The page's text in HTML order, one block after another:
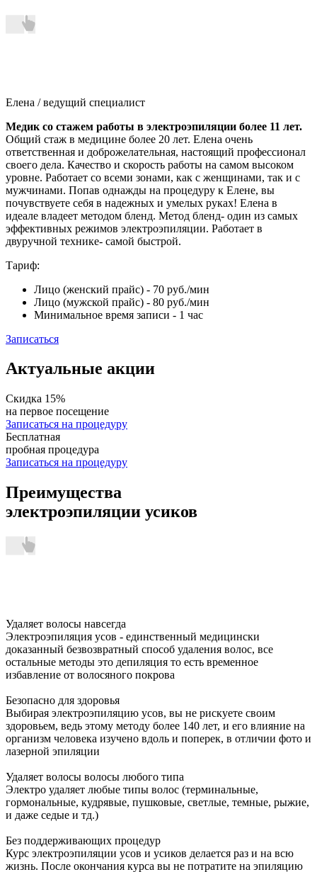
Елена / ведущий специалист
Медик со стажем работы в электроэпиляции более 11 лет.
Общий стаж в медицине более 20 лет. Елена очень
ответственная и доброжелательная, настоящий профессионал
своего дела. Качество и скорость работы на самом высоком
уровне. Работает со всеми зонами, как с женщинами, так и с
мужчинами. Попав однажды на процедуру к Елене, вы
почувствуете себя в надежных и умелых руках! Елена в
идеале владеет методом бленд. Метод бленд- один из самых
эффективных режимов электроэпиляции. Работает в
двуручной технике- самой быстрой.
Тариф:
Лицо (женский прайс) - 70 руб./мин
Лицо (мужской прайс) - 80 руб./мин
Минимальное время записи - 1 час
Записаться
Актуальные акции
Скидка 15%
на первое посещение
Записаться на процедуру
Бесплатная
пробная процедура
Записаться на процедуру
Преимущества
электроэпиляции усиков
Удаляет волосы навсегда
Электроэпиляция усов - единственный медицински
доказанный безвозвратный способ удаления волос, все
остальные методы это депиляция то есть временное
избавление от волосяного покрова
Безопасно для здоровья
Выбирая электроэпиляцию усов, вы не рискуете своим
здоровьем, ведь этому методу более 140 лет, и его влияние на
организм человека изучено вдоль и поперек, в отличии фото и
лазерной эпиляции
Удаляет волосы волосы любого типа
Электро удаляет любые типы волос (терминальные,
гормональные, кудрявые, пушковые, светлые, темные, рыжие,
и даже седые и тд.)
Без поддерживающих процедур
Курс электроэпиляции усов и усиков делается раз и на всю
жизнь. После окончания курса вы не потратите на эпиляцию